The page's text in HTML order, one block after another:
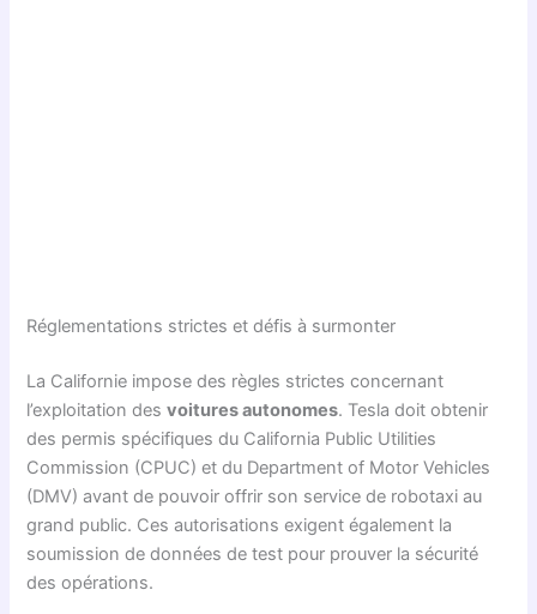
Réglementations strictes et défis à surmonter
La Californie impose des règles strictes concernant
l’exploitation desvoitures autonomes. Tesla doit obtenir
des permis spécifiques du California Public Utilities
Commission (CPUC) et du Department of Motor Vehicles
(DMV) avant de pouvoir offrir son service de robotaxi au
grand public. Ces autorisations exigent également la
soumission de données de test pour prouver la sécurité
des opérations.